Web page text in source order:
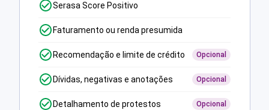
Serasa Score Positivo
Faturamento ou renda presumida
Recomendação e limite de crédito Opcional
Dívidas, negativas e anotações Opcional
Detalhamento de protestos Opcional